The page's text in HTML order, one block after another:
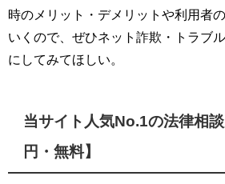
時のメリット・デメリットや利用者
いくので、ぜひネット詐欺・トラブ
にしてみてほしい。
当サイト人気No.1の法律相
円・無料】